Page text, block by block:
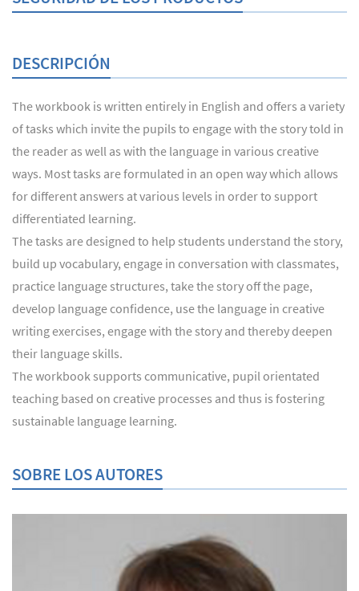
DESCRIPCIÓN
The workbook is written entirely in English and offers a variety
of tasks which invite the pupils to engage with the story told in
the reader as well as with the language in various creative
ways. Most tasks are formulated in an open way which allows
for different answers at various levels in order to support
differentiated learning.
The tasks are designed to help students understand the story,
build up vocabulary, engage in conversation with classmates,
practice language structures, take the story off the page,
develop language confidence, use the language in creative
writing exercises, engage with the story and thereby deepen
their language skills.
The workbook supports communicative, pupil orientated
teaching based on creative processes and thus is fostering
sustainable language learning.
SOBRE LOS AUTORES